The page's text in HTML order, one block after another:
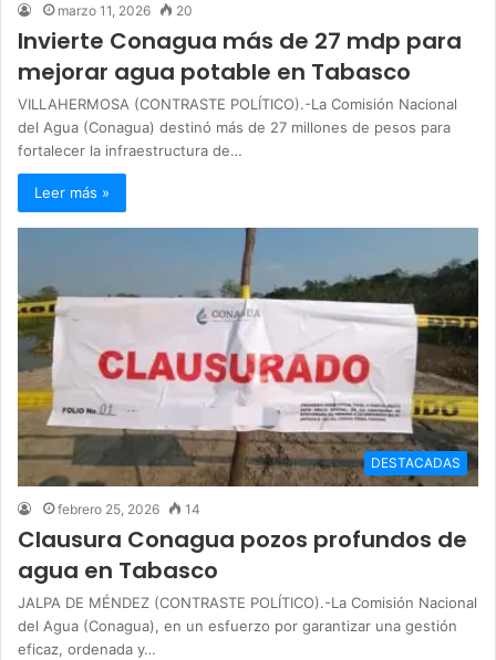
marzo 11, 2026 20
Invierte Conagua más de 27 mdp para
mejorar agua potable en Tabasco
VILLAHERMOSA (CONTRASTE POLÍTICO).-La Comisión Nacional
del Agua (Conagua) destinó más de 27 millones de pesos para
fortalecer la infraestructura de…
Leer más »
DESTACADAS
febrero 25, 2026 14
Clausura Conagua pozos profundos de
agua en Tabasco
JALPA DE MÉNDEZ (CONTRASTE POLÍTICO).-La Comisión Nacional
del Agua (Conagua), en un esfuerzo por garantizar una gestión
eficaz, ordenada y…